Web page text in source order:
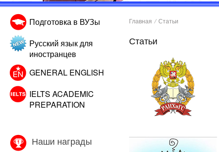
Подготовка в ВУЗы
Русский язык для
иностранцев
GENERAL ENGLISH
IELTS ACADEMIC
PREPARATION
Наши награды
Главная / Статьи
Статьи